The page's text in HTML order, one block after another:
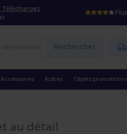
Téléchargez
Rechercher
Accessoires Autres Objets
au détail